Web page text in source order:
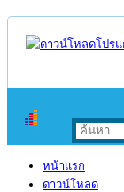
หน้าแรก
ดาวน์โหลด